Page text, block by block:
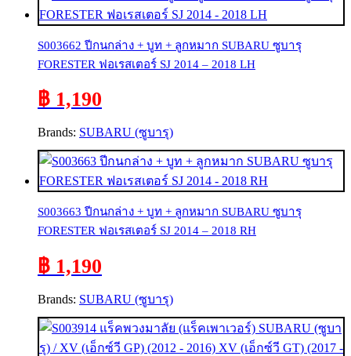
S003662 ปีกนกล่าง + บูท + ลูกหมาก SUBARU ซูบารุ
FORESTER ฟอเรสเตอร์ SJ 2014 – 2018 LH
฿ 1,190
Brands: SUBARU (ซูบารุ)
S003663 ปีกนกล่าง + บูท + ลูกหมาก SUBARU ซูบารุ
FORESTER ฟอเรสเตอร์ SJ 2014 – 2018 RH
฿ 1,190
Brands: SUBARU (ซูบารุ)